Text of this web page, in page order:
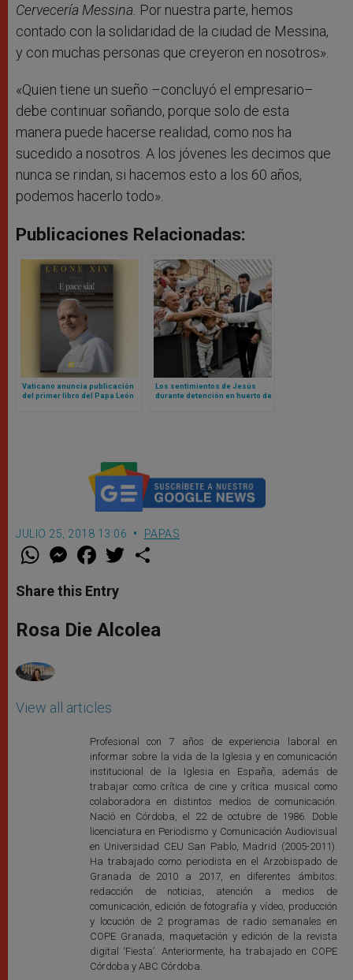
Cervecería Messina. Por nuestra parte, hemos
contado con la solidaridad de la ciudad de Messina,
y con muchas personas que creyeron en nosotros».
«Quien tiene un sueño –concluyó el empresario–
debe continuar soñando, porque solo de esta
manera puede hacerse realidad, como nos ha
sucedido a nosotros. A los jóvenes les decimos que
nunca se rindan, si hacemos esto a los 60 años,
podemos hacerlo todo».
Publicaciones Relacionadas:
Vaticano anuncia publicación
del primer libro del Papa León
Los sentimientos de Jesús
durante detención en huerto de
JULIO 25, 2018 13:06 PAPAS
W
t
s
p
p
M
e
s
e
g
e
F
a
e
b
o
k
w
r
Share this Entry
Rosa Die Alcolea
View all articles
Profesional con 7 años de experiencia laboral en
informar sobre la vida de la Iglesia y en comunicación
institucional de la Iglesia en España, además de
trabajar como crítica de cine y crítica musical como
colaboradora en distintos medios de comunicación.
Nació en Córdoba, el 22 de octubre de 1986. Doble
licenciatura en Periodismo y Comunicación Audiovisual
en Universidad CEU San Pablo, Madrid (2005-2011).
Ha trabajado como periodista en el Arzobispado de
Granada de 2010 a 2017, en diferentes ámbitos:
redacción de noticias, atención a medios de
comunicación, edición de fotografía y vídeo, producción
y locución de 2 programas de radio semanales en
COPE Granada, maquetación y edición de la revista
digital ‘Fiesta’. Anteriormente, ha trabajado en COPE
Córdoba y ABC Córdoba.